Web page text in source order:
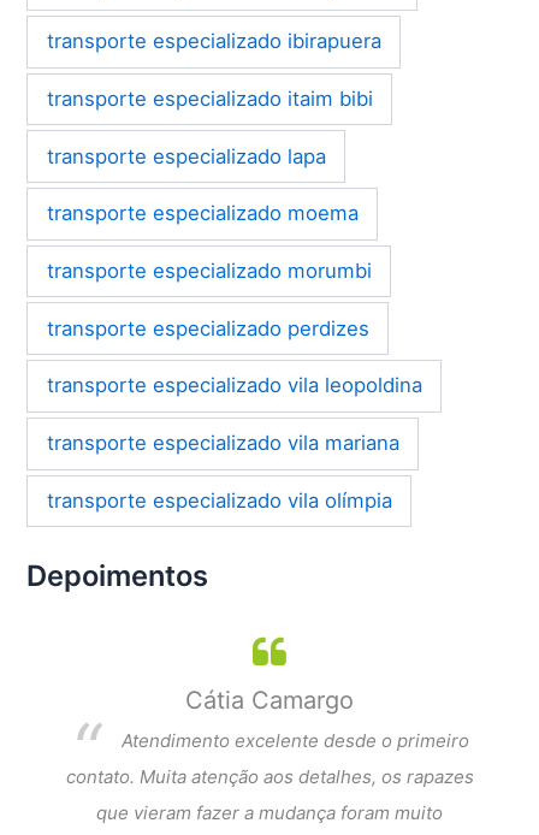
transporte especializado ibirapuera
transporte especializado itaim bibi
transporte especializado lapa
transporte especializado moema
transporte especializado morumbi
transporte especializado perdizes
transporte especializado vila leopoldina
transporte especializado vila mariana
transporte especializado vila olímpia
Depoimentos
Cátia Camargo
Atendimento excelente desde o primeiro
contato. Muita atenção aos detalhes, os rapazes
que vieram fazer a mudança foram muito